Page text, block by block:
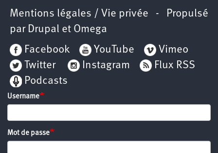
Mentions légales / Vie privée - Propulsé
par Drupal et Omega
Facebook
YouTube
Vimeo
Twitter
Instagram
Flux RSS
Podcasts
Username
Mot de passe